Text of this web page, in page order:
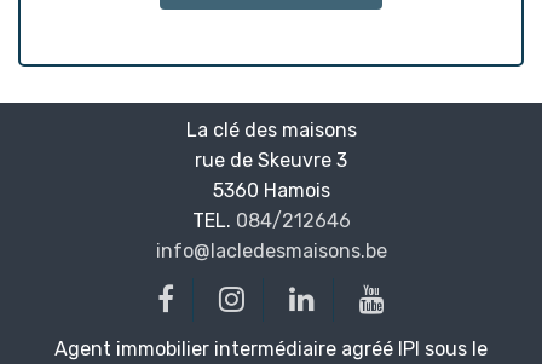
La clé des maisons
—
rue de Skeuvre 3
—
5360 Hamois
TEL. 084/212646
—
info@lacledesmaisons.be
Agent immobilier intermédiaire agréé IPI sous le